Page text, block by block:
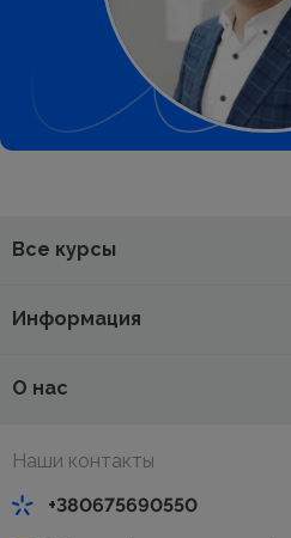
Все курсы
Информация
О нас
Наши контакты
+380675690550